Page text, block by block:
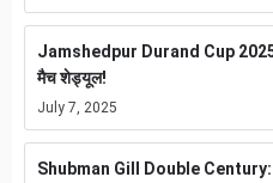
Jamshedpur Durand Cup
मैच शेड्यूल!
July 7, 2025
Shubman Gill Double Century: